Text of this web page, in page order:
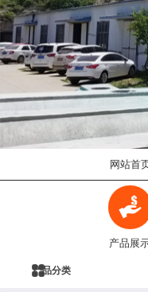
网站首
产品展
产品分类